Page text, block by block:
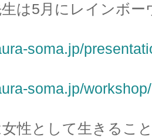
生は5月にレインボ
soma.jp/
soma.jp/
性として生きるこ